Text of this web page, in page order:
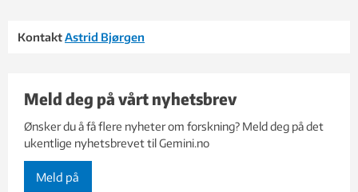
KontaktAstrid Bjørgen
Meld deg på vårt nyhetsbrev
Ønsker du å få flere nyheter om forskning? Meld deg på det
ukentlige nyhetsbrevet til Gemini.no
Meld på